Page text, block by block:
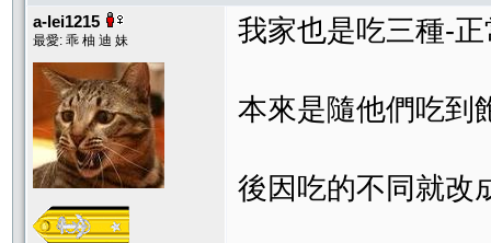
a-lei1215
最愛: 乖 柚 迪 妹 我家也是吃三種-
本來是隨他們吃到
後因吃的不同就改